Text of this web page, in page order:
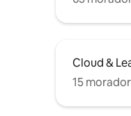
Cloud &
15